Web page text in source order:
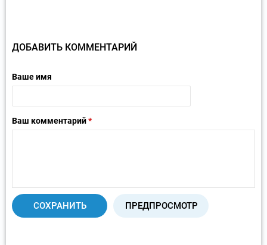
ДОБАВИТЬ КОММЕНТАРИЙ
Ваше имя
Ваш комментарий*